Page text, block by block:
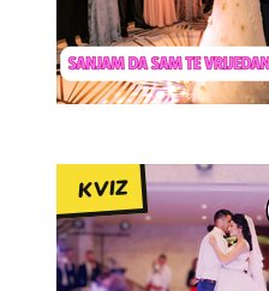
KVIZ